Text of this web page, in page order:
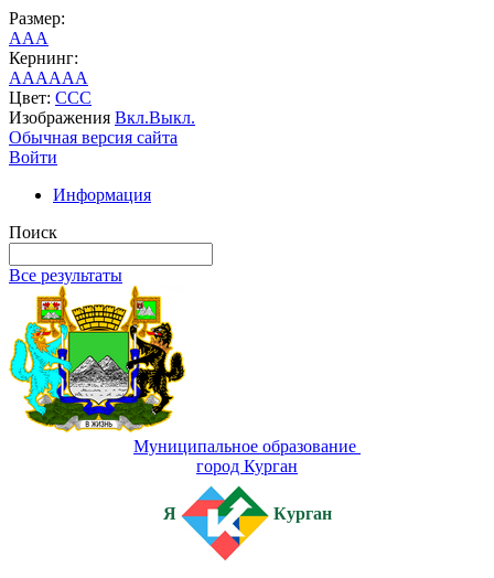
Размер:
AAA
Кернинг:
AAAAAA
Цвет: CCC
Изображения Вкл.Выкл.
Обычная версия сайта
Войти
Информация
Поиск
Все результаты
Муниципальное образование
город Курган
Я Курган